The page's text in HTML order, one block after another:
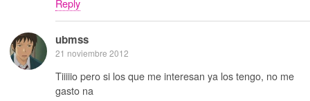
Reply
ubmss
21 noviembre 2012
Tiiiiio pero si los que me interesan ya los tengo, no me
gasto na